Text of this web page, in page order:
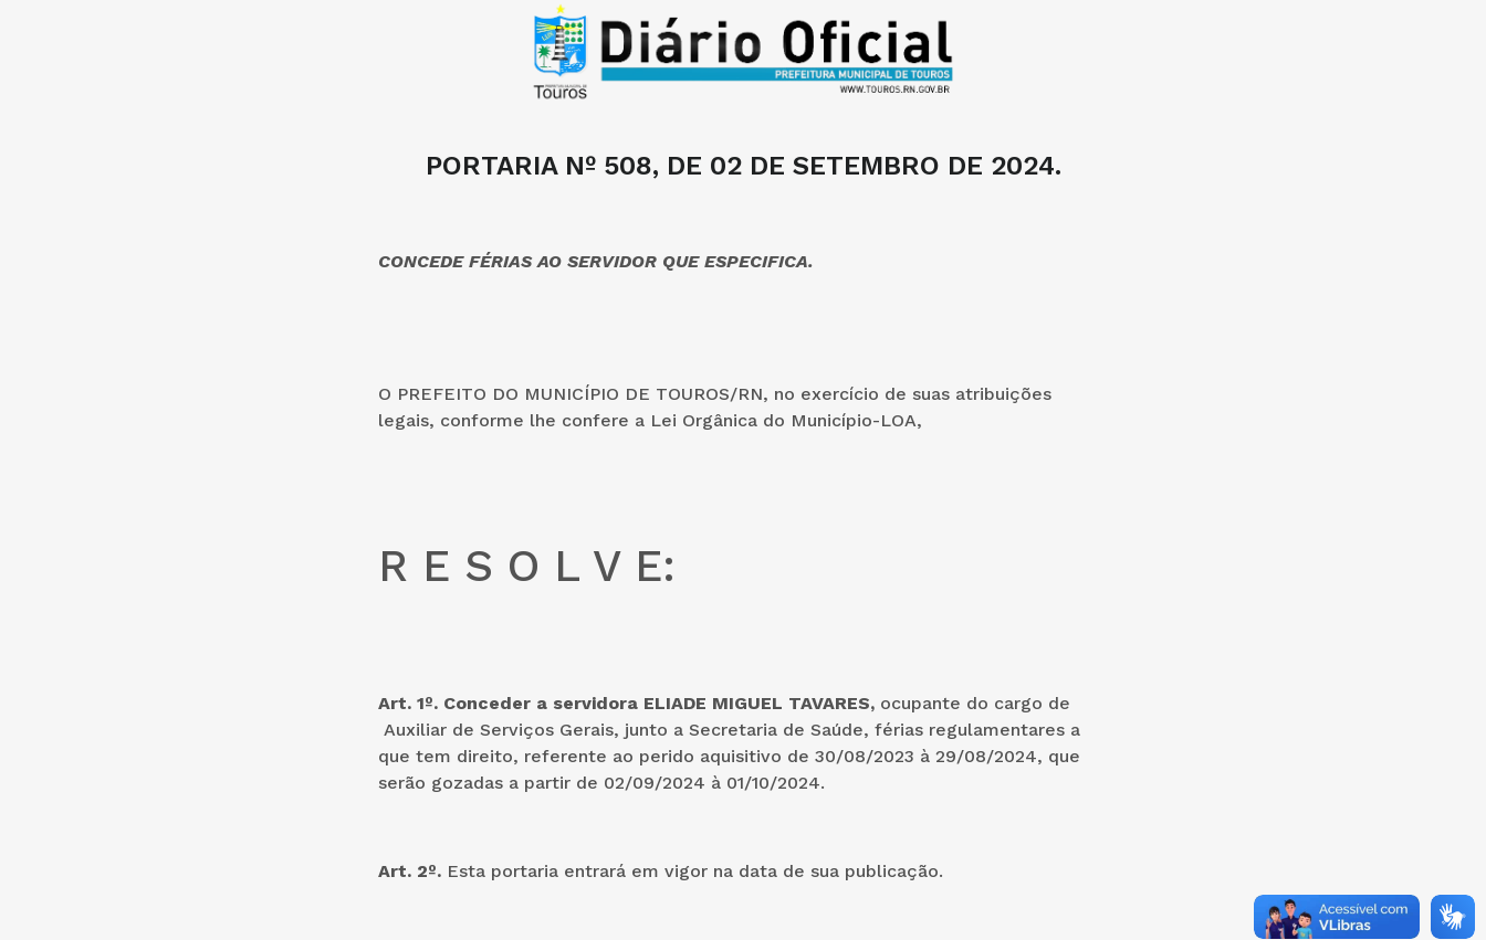
PORTARIA Nº 508, DE 02 DE SETEMBRO DE 2024.
CONCEDE FÉRIAS AO SERVIDOR QUE ESPECIFICA.
O PREFEITO DO MUNICÍPIO DE TOUROS/RN, no exercício de suas atribuições
legais, conforme lhe confere a Lei Orgânica do Município-LOA,
R E S O L V E:
Art. 1º. Conceder a servidora ELIADE MIGUEL TAVARES, ocupante do cargo de
Auxiliar de Serviços Gerais, junto a Secretaria de Saúde, férias regulamentares a
que tem direito, referente ao perido aquisitivo de 30/08/2023 à 29/08/2024, que
serão gozadas a partir de 02/09/2024 à 01/10/2024.
Art. 2º. Esta portaria entrará em vigor na data de sua publicação.